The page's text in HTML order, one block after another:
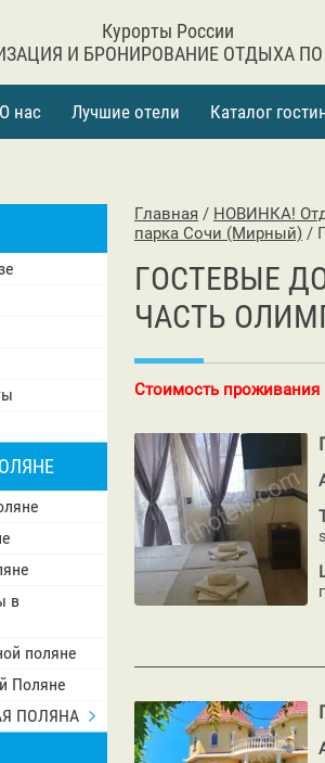
Курорты России
И БРОНИРОВАНИЕ ОТДЫХА
О нас Лучшие отели Каталог
в
поляне
Поляне
ПОЛЯНА
Главная / НОВИНКА!
парка Сочи (Мирный) /
ГОСТЕВЫЕ
ЧАСТЬ
Стоимость проживания